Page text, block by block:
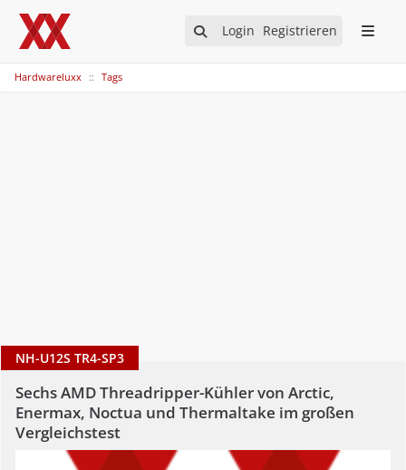
Login Registrieren
Hardwareluxx Tags
NH-U12S TR4-SP3
Sechs AMD Threadripper-Kühler von Arctic,
Enermax, Noctua und Thermaltake im großen
Vergleichstest